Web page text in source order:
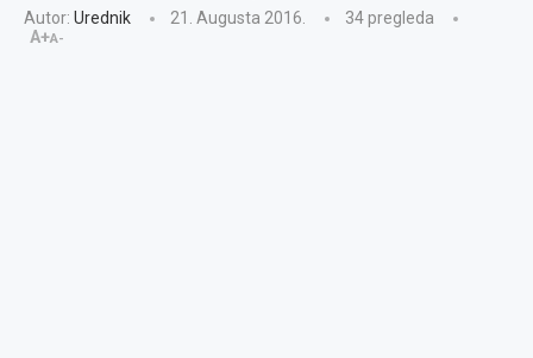
Autor: Urednik 21. Augusta 2016. 34pregleda
A+A-